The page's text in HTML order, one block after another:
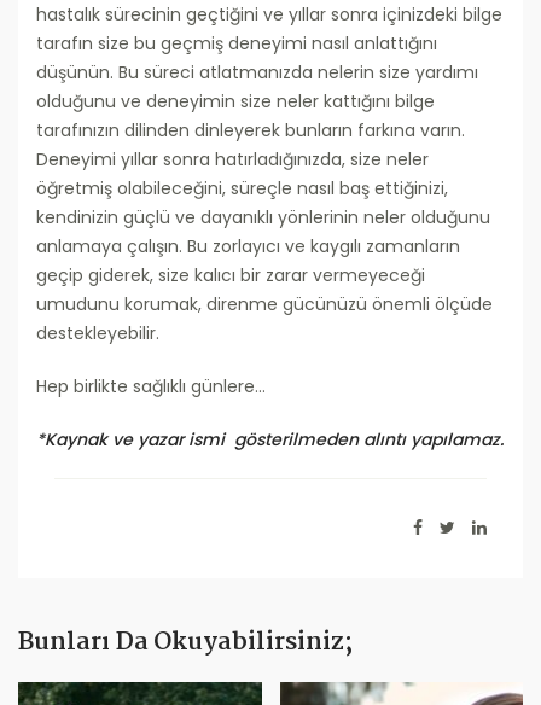
hastalık sürecinin geçtiğini ve yıllar sonra içinizdeki bilge
tarafın size bu geçmiş deneyimi nasıl anlattığını
düşünün. Bu süreci atlatmanızda nelerin size yardımı
olduğunu ve deneyimin size neler kattığını bilge
tarafınızın dilinden dinleyerek bunların farkına varın.
Deneyimi yıllar sonra hatırladığınızda, size neler
öğretmiş olabileceğini, süreçle nasıl baş ettiğinizi,
kendinizin güçlü ve dayanıklı yönlerinin neler olduğunu
anlamaya çalışın. Bu zorlayıcı ve kaygılı zamanların
geçip giderek, size kalıcı bir zarar vermeyeceği
umudunu korumak, direnme gücünüzü önemli ölçüde
destekleyebilir.
Hep birlikte sağlıklı günlere…
*Kaynak ve yazar ismi gösterilmeden alıntı yapılamaz.
Bunları Da Okuyabilirsiniz;